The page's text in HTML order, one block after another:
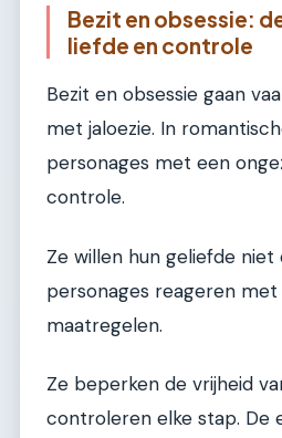
Bezit en obsessie:
liefde en controle
Bezit en obsessie gaan
met jaloezie. In
personages met een
controle.
Ze willen hun geliefde niet
personages reageren
maatregelen.
Ze beperken de vrijheid
controleren elke stap. De